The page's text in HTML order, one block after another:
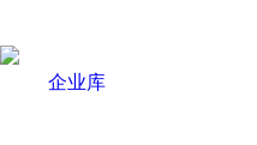
企业库